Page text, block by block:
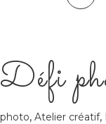
Défi
, Atelier créatif,